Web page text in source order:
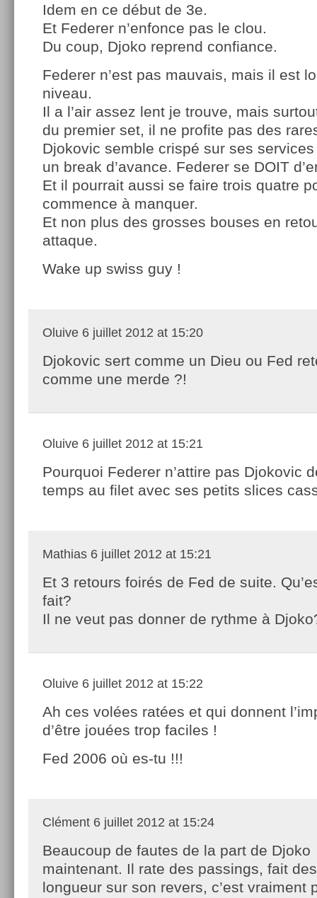
Idem en ce début de 3e.
Et Federer n’enfonce pas le clou.
Du coup, Djoko reprend confiance.
Federer n’est pas mauvais, mais il est
niveau.
Il a l’air assez lent je trouve, mais
du premier set, il ne profite pas des
Djokovic semble crispé sur ses services
un break d’avance. Federer se DOIT
Et il pourrait aussi se faire trois quatre
commence à manquer.
Et non plus des grosses bouses en
attaque.
Wake up swiss guy !
Oluive 6 juillet 2012 at 15:20
Djokovic sert comme un Dieu ou Fed
comme une merde ?!
Oluive 6 juillet 2012 at 15:21
Pourquoi Federer n’attire pas Djokovic
temps au filet avec ses petits slices
Mathias 6 juillet 2012 at 15:21
Et 3 retours foirés de Fed de suite.
fait?
Il ne veut pas donner de rythme à
Oluive 6 juillet 2012 at 15:22
Ah ces volées ratées et qui donnent
d’être jouées trop faciles !
Fed 2006 où es-tu !!!
Clément 6 juillet 2012 at 15:24
Beaucoup de fautes de la part de Djoko
maintenant. Il rate des passings, fait
longueur sur son revers, c’est